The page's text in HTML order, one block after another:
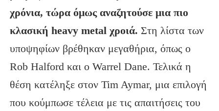
χρόνια, τώρα όμως αναζητούσε μια πιο
κλασική heavy metal χροιά. Στη λίστα των
υποψηφίων βρέθηκαν μεγαθήρια, όπως ο
Rob Halford και ο Warrel Dane. Τελικά η
θέση κατέληξε στον Tim Aymar, μια επιλογή
που κούμπωσε τέλεια με τις απαιτήσεις του